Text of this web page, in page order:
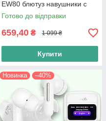
EW80 блютуз навушники c
сенсорним екраном, білі
Готово до відправки
659,40 ₴ 1 099 ₴
Купити
Новинка –40%